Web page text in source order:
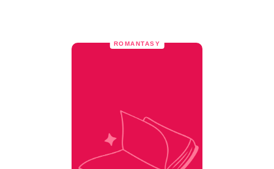
ROMANTASY